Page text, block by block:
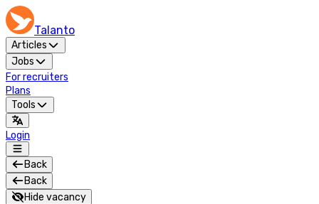
Talanto
Articles
Jobs
For recruiters
Plans
Tools
Login
Back
Back
Hide vacancy